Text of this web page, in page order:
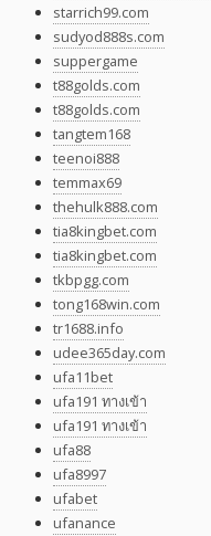
starrich99.com
sudyod888s.com
suppergame
t88golds.com
t88golds.com
tangtem168
teenoi888
temmax69
thehulk888.com
tia8kingbet.com
tia8kingbet.com
tkbpgg.com
tong168win.com
tr1688.info
udee365day.com
ufa11bet
ufa191 ทางเข้า
ufa191 ทางเข้า
ufa88
ufa8997
ufabet
ufanance